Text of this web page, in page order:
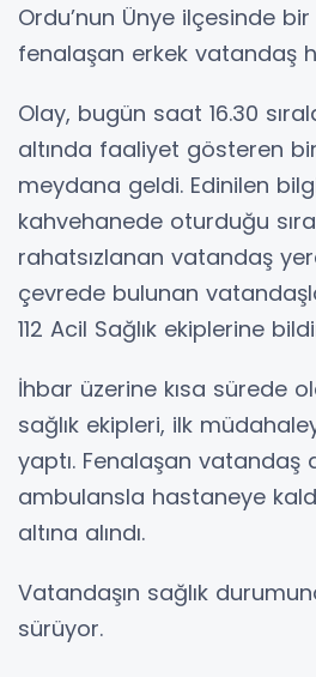
Ordu’nun Ünye ilçesinde
fenalaşan erkek vatandaş
Olay, bugün saat 16.30
altında faaliyet gösteren
meydana geldi. Edinilen
kahvehanede oturduğu
rahatsızlanan vatandaş yere
çevrede bulunan
112 Acil Sağlık ekiplerine
İhbar üzerine kısa sürede
sağlık ekipleri, ilk
yaptı. Fenalaşan vatandaş
ambulansla hastaneye
altına alındı.
Vatandaşın sağlık
sürüyor.